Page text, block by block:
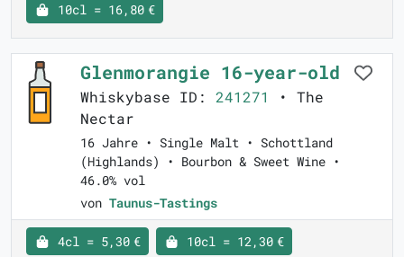
10cl = 16,80 €
Glenmorangie 16-year-old
Whiskybase ID: 241271
• The
Nectar
16 Jahre • Single Malt • Schottland
(Highlands) • Bourbon & Sweet Wine •
46.0% vol
von Taunus-Tastings
4cl = 5,30 € 10cl = 12,30 €